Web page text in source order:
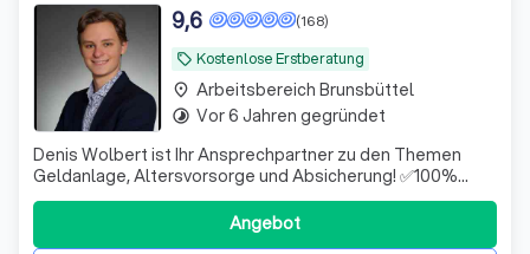
local_offer Kostenlose Erstberatung
(168)
9,6
Denis Wolbert ist Ihr Ansprechpartner zu den Themen
Geldanlage, Altersvorsorge und Absicherung! ✅100%
unabhängig ✅Hohe Fachkompetenz ✅Digital & schnell
Angebot
place Arbeitsbereich Brunsbüttel
timelapse Vor 6 Jahren gegründet